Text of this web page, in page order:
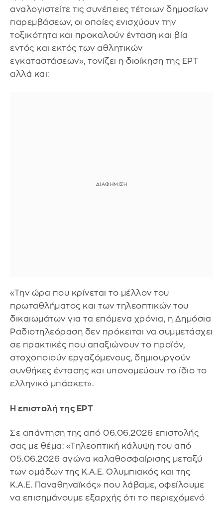
αναλογιστείτε τις συνέπειες τέτοιων δημοσίων
παρεμβάσεων, οι οποίες ενισχύουν την
τοξικότητα και προκαλούν ένταση και βία
εντός και εκτός των αθλητικών
εγκαταστάσεων», τονίζει η διοίκηση της ΕΡΤ
αλλά και:
«Την ώρα που κρίνεται το μέλλον του
πρωταθλήματος και των τηλεοπτικών του
δικαιωμάτων για τα επόμενα χρόνια, η Δημόσια
Ραδιοτηλεόραση δεν πρόκειται να συμμετάσχει
σε πρακτικές που απαξιώνουν το προϊόν,
στοχοποιούν εργαζόμενους, δημιουργούν
συνθήκες έντασης και υπονομεύουν το ίδιο το
ελληνικό μπάσκετ».
Η επιστολή της ΕΡΤ
Σε απάντηση της από 06.06.2026 επιστολής
σας με θέμα: «Τηλεοπτική κάλυψη του από
05.06.2026 αγώνα καλαθοσφαίρισης μεταξύ
των ομάδων της Κ.Α.Ε. Ολυμπιακός και της
Κ.Α.Ε. Παναθηναϊκός» που λάβαμε, οφείλουμε
να επισημάνουμε εξαρχής ότι το περιεχόμενό